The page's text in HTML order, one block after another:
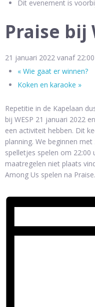
Dit evenement is
Praise bij
21 januari 2022 vanaf 22:00
« Wie gaat er winnen?
Koken en karaoke »
Repetitie in de Kapelaan
bij WESP 21 januari 2022
een activiteit hebben. Dit
planning. We beginnen
spelletjes spelen om 22:00
maatregelen niet plaats
Among Us spelen na Praise.